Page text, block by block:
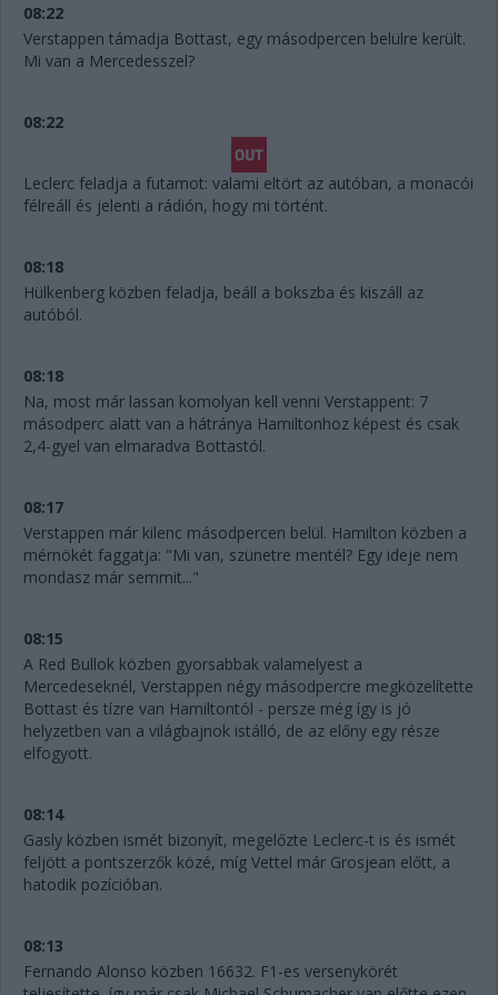
08:22
Verstappen támadja Bottast, egy másodpercen belülre került.
Mi van a Mercedesszel?
08:22
Leclerc feladja a futamot: valami eltört az autóban, a monacói
félreáll és jelenti a rádión, hogy mi történt.
08:18
Hülkenberg közben feladja, beáll a bokszba és kiszáll az
autóból.
08:18
Na, most már lassan komolyan kell venni Verstappent: 7
másodperc alatt van a hátránya Hamiltonhoz képest és csak
2,4-gyel van elmaradva Bottastól.
08:17
Verstappen már kilenc másodpercen belül. Hamilton közben a
mérnökét faggatja: "Mi van, szünetre mentél? Egy ideje nem
mondasz már semmit..."
08:15
A Red Bullok közben gyorsabbak valamelyest a
Mercedeseknél, Verstappen négy másodpercre megközelítette
Bottast és tízre van Hamiltontól - persze még így is jó
helyzetben van a világbajnok istálló, de az előny egy része
elfogyott.
08:14
Gasly közben ismét bizonyít, megelőzte Leclerc-t is és ismét
feljött a pontszerzők közé, míg Vettel már Grosjean előtt, a
hatodik pozícióban.
08:13
Fernando Alonso közben 16632. F1-es versenykörét